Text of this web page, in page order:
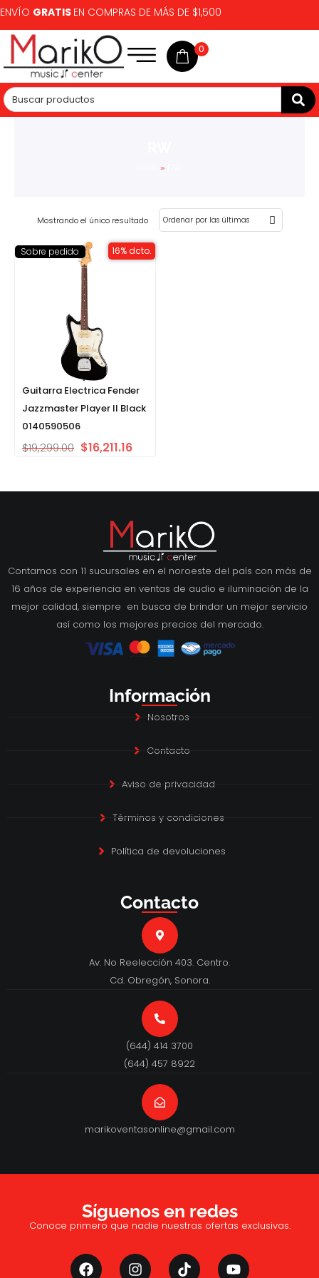
ENVÍO GRATIS EN COMPRAS DE MÁS DE $1,500
0
»
Mostrando el único resultado
Sobre pedido 16% dcto.
Guitarra Electrica Fender
Jazzmaster Player II Black
0140590506
$19,299.00 $16,211.16
Contamos con 11 sucursales en el noroeste del país con más de
16 años de experiencia en ventas de audio e iluminación de la
mejor calidad, siempre en busca de brindar un mejor servicio
así como los mejores precios del mercado.
Información
Nosotros
Contacto
Aviso de privacidad
Términos y condiciones
Política de devoluciones
Contacto
Av. No Reelección 403. Centro.
Cd. Obregón, Sonora.
(644) 414 3700
(644) 457 8922
marikoventasonline@gmail.com
Síguenos en redes
Conoce primero que nadie nuestras ofertas exclusivas.